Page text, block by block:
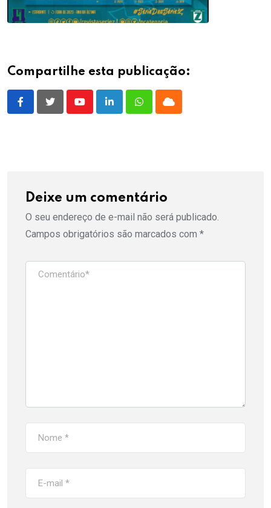
Compartilhe esta publicação:
YoutubeLinkedInWhatsappCloud
Deixe um comentário
O seu endereço de e-mail não será publicado.
Campos obrigatórios são marcados com *